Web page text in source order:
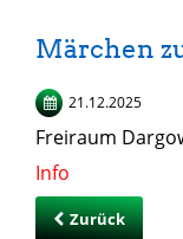
Märchen
21.12.2025
Freiraum
Info
Zurück